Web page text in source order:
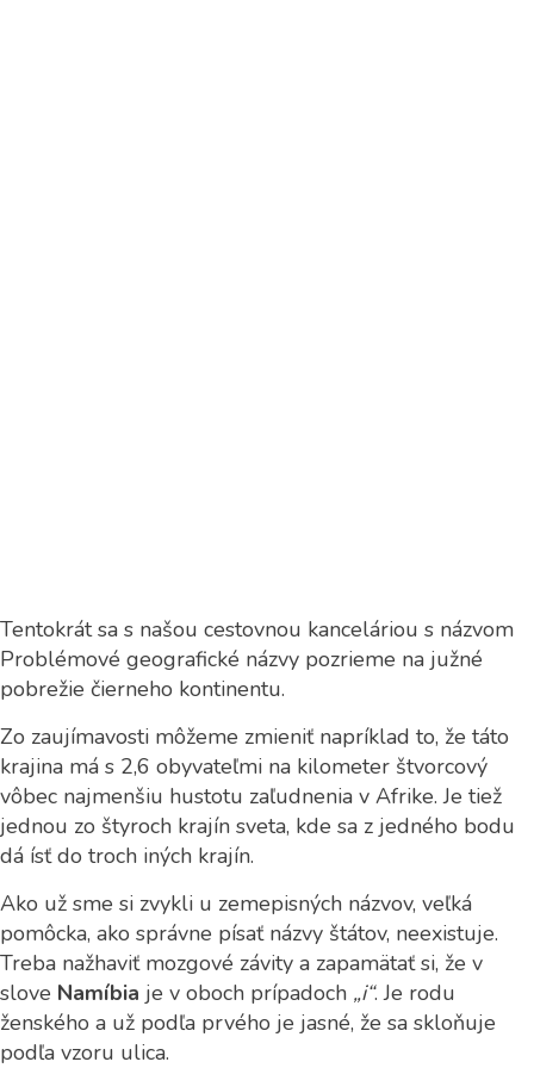
Tentokrát sa s našou cestovnou kanceláriou s názvom
Problémové geografické názvy pozrieme na južné
pobrežie čierneho kontinentu.
Zo zaujímavosti môžeme zmieniť napríklad to, že táto
krajina má s 2,6 obyvateľmi na kilometer štvorcový
vôbec najmenšiu hustotu zaľudnenia v Afrike. Je tiež
jednou zo štyroch krajín sveta, kde sa z jedného bodu
dá ísť do troch iných krajín.
Ako už sme si zvykli u zemepisných názvov, veľká
pomôcka, ako správne písať názvy štátov, neexistuje.
Treba nažhaviť mozgové závity a zapamätať si, že v
slove Namíbia je v oboch prípadoch „i“. Je rodu
ženského a už podľa prvého je jasné, že sa skloňuje
podľa vzoru ulica.